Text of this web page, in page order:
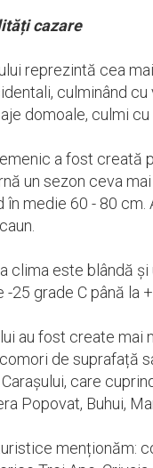
cazare
reprezintă cea
culminând
domoale, culmi
a fost creată
un sezon ceva
în medie 60 - 80
clima este blândă
25 grade C până la
au fost create
de suprafață
care
Popovat, Buhui,
menționăm: